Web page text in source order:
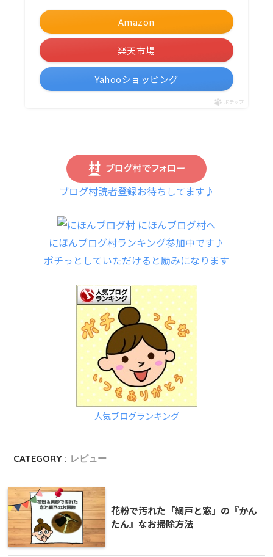
Amazon
楽天市場
Yahooショッピング
ポチップ
ブログ村読者登録お待ちしてます♪
にほんブログ村ランキング参加中です♪
ポチっとしていただけると励みになります
人気ブログランキング
CATEGORY : レビュー
花粉で汚れた「網戸と窓」の『かん
たん』なお掃除方法